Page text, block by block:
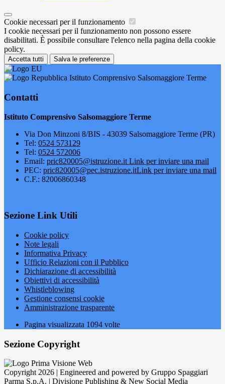
Cookie necessari per il funzionamento
I cookie necessari per il funzionamento non possono essere
disabilitati. È possibile consultare l'elenco nella pagina della cookie
policy.
Accetta tutti Salva le preferenze
Istituto Comprensivo Salsomaggiore Terme
Contatti
Istituto Comprensivo Salsomaggiore Terme
Via Don Minzoni 8/BIS - 43039 Salsomaggiore Terme (PR)
Tel: 0524 573129
Tel: 0524 572006
Email: pric820005@istruzione.it Link per inviare una mail
PEC: pric820005@pec.istruzione.itLink per inviare una mail
C.F.: 82006860348
Sezione Link Utili
Cookie policy
Note legali
Informativa Privacy
Ufficio Relazioni con il Pubblico
Dichiarazione di accessibilità
Obiettivi di accessibilità
Whistleblowing
Gestione consensi cookie
Amministrazione trasparente
Pagina visualizzata 1094 volte
Sezione Copyright
Copyright 2026 | Engineered and powered by Gruppo Spaggiari
Parma S.p.A. | Divisione Publishing & New Social Media